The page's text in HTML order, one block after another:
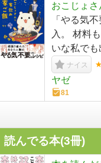
おこじょ
「やる気
入。 材料
いな私でも
ナイス
ヤゼ
81
読んでる本(3冊)